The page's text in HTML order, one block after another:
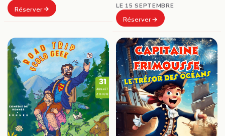
Réserver LE 15 SEPTEMBRE
Réserver